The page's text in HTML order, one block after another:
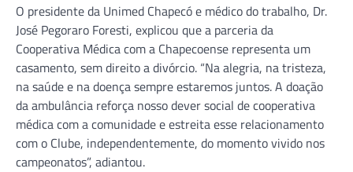
O presidente da Unimed Chapecó e médico do trabalho, Dr.
José Pegoraro Foresti, explicou que a parceria da
Cooperativa Médica com a Chapecoense representa um
casamento, sem direito a divórcio. “Na alegria, na tristeza,
na saúde e na doença sempre estaremos juntos. A doação
da ambulância reforça nosso dever social de cooperativa
médica com a comunidade e estreita esse relacionamento
com o Clube, independentemente, do momento vivido nos
campeonatos”, adiantou.